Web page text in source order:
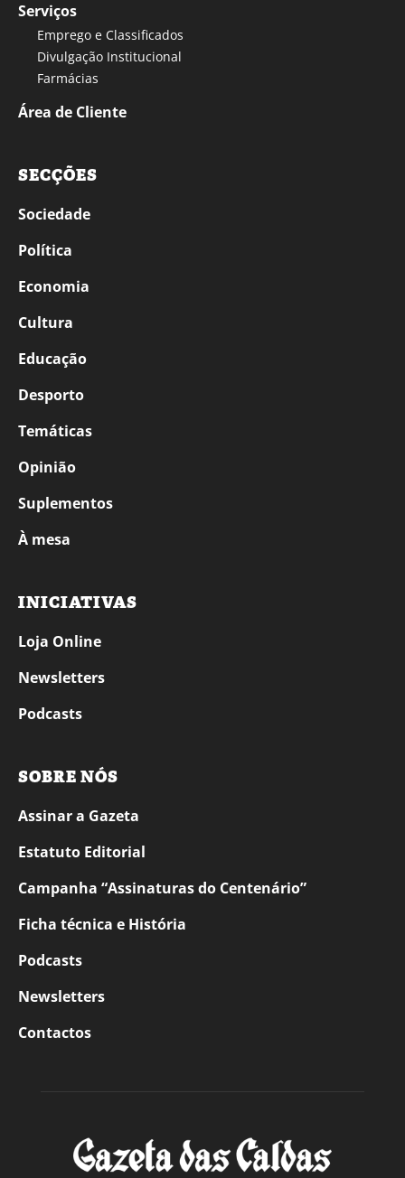
Serviços
Emprego e Classificados
Divulgação Institucional
Farmácias
Área de Cliente
SECÇÕES
Sociedade
Política
Economia
Cultura
Educação
Desporto
Temáticas
Opinião
Suplementos
À mesa
INICIATIVAS
Loja Online
Newsletters
Podcasts
SOBRE NÓS
Assinar a Gazeta
Estatuto Editorial
Campanha “Assinaturas do Centenário”
Ficha técnica e História
Podcasts
Newsletters
Contactos